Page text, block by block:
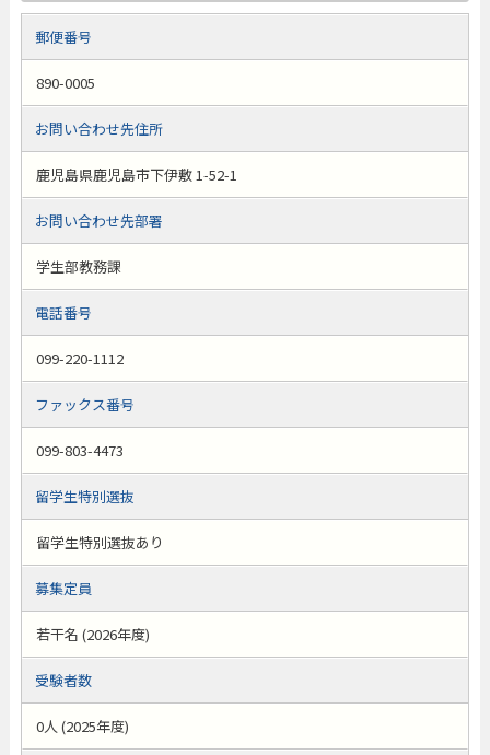
郵便番号
890-0005
お問い合わせ先住所
鹿児島県鹿児島市下伊敷 1-52-1
お問い合わせ先部署
学生部教務課
電話番号
099-220-1112
ファックス番号
099-803-4473
留学生特別選抜
留学生特別選抜あり
募集定員
若干名 (2026年度)
受験者数
0人 (2025年度)